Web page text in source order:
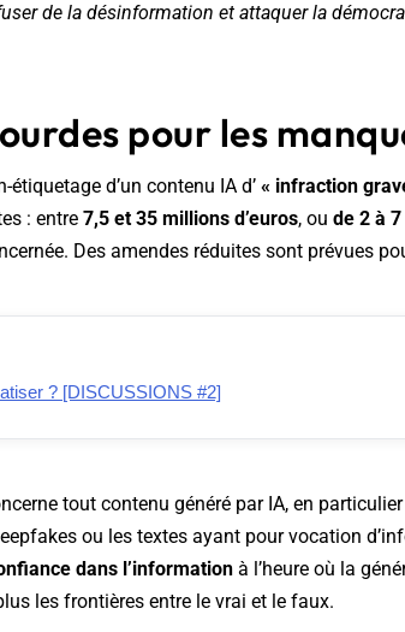
de la désinformation et attaquer la
pour les
d’un contenu IA d’ « infraction
: entre 7,5 et 35 millions d’euros, ou de 2 à
Des amendes réduites sont prévues
? [DISCUSSIONS #2]
tout contenu généré par IA, en
ou les textes ayant pour vocation
dans l’information à l’heure où la
les frontières entre le vrai et le faux.